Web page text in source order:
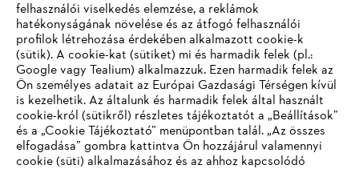
Vállalat
STIHL GYIK
felhasználói viselkedés elemzése, a reklámok
hatékonyságának növelése és az átfogó felhasználói
profilok létrehozása érdekében alkalmazott cookie-k
(sütik). A cookie-kat (sütiket) mi és harmadik felek (pl.:
Google vagy Tealium) alkalmazzuk. Ezen harmadik felek az
Ön személyes adatait az Európai Gazdasági Térségen kívül
is kezelhetik. Az általunk és harmadik felek által használt
cookie-król (sütikről) részletes tájékoztatót a „Beállítások”
és a „Cookie Tájékoztató” menüpontban talál. „Az összes
elfogadása” gombra kattintva Ön hozzájárul valamennyi
cookie (süti) alkalmazásához és az ahhoz kapcsolódó